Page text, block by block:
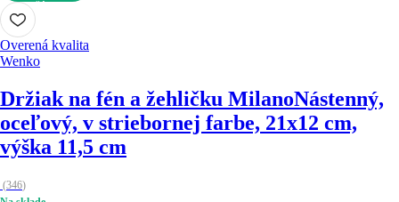
DO KOŠÍKA
Overená kvalita
Wenko
Držiak na fén a žehličku MilanoNástenný,
oceľový, v striebornej farbe, 21x12 cm,
výška 11,5 cm
(346)